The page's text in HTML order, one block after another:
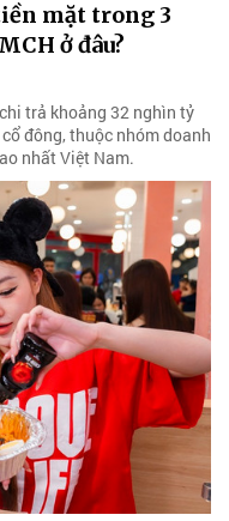
mặt trong 3
ở đâu?
trả khoảng 32 nghìn tỷ
đông, thuộc nhóm doanh
nhất Việt Nam.